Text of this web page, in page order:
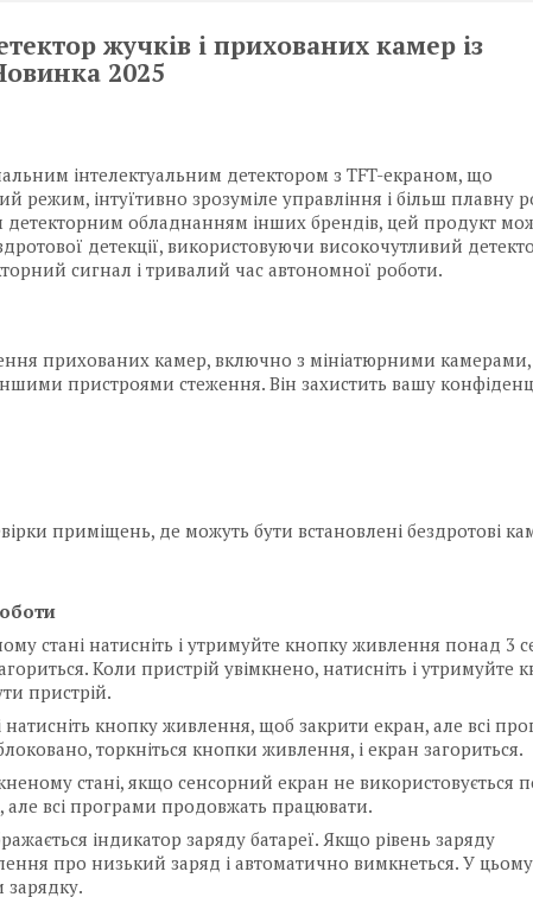
жучків і прихованих камер із
2025
інтелектуальним детектором з TFT-екраном, що
режим, інтуїтивно зрозуміле управління і більш плавну
обладнанням інших брендів, цей продукт
детекції, використовуючи високочутливий
сигнал і тривалий час автономної роботи.
прихованих камер, включно з мініатюрними камерами,
пристроями стеження. Він захистить вашу
приміщень, де можуть бути встановлені бездротові
стані натисніть і утримуйте кнопку живлення понад 3
Коли пристрій увімкнено, натисніть і утримуйте
пристрій.
натисніть кнопку живлення, щоб закрити екран, але всі
торкніться кнопки живлення, і екран загориться.
стані, якщо сенсорний екран не використовується
всі програми продовжать працювати.
індикатор заряду батареї. Якщо рівень заряду
про низький заряд і автоматично вимкнеться. У цьому
зарядку.